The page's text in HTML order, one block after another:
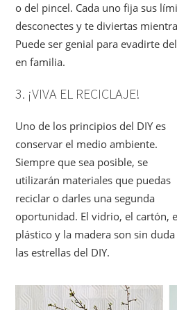
o del pincel. Cada uno fija sus
desconectes y te diviertas
Puede ser genial para evadirte
en familia.
3. ¡VIVA EL RECICLAJE!
Uno de los principios del DIY es
conservar el medio ambiente.
Siempre que sea posible, se
utilizarán materiales que puedas
reciclar o darles una segunda
oportunidad. El vidrio, el cartón,
plástico y la madera son sin duda
las estrellas del DIY.